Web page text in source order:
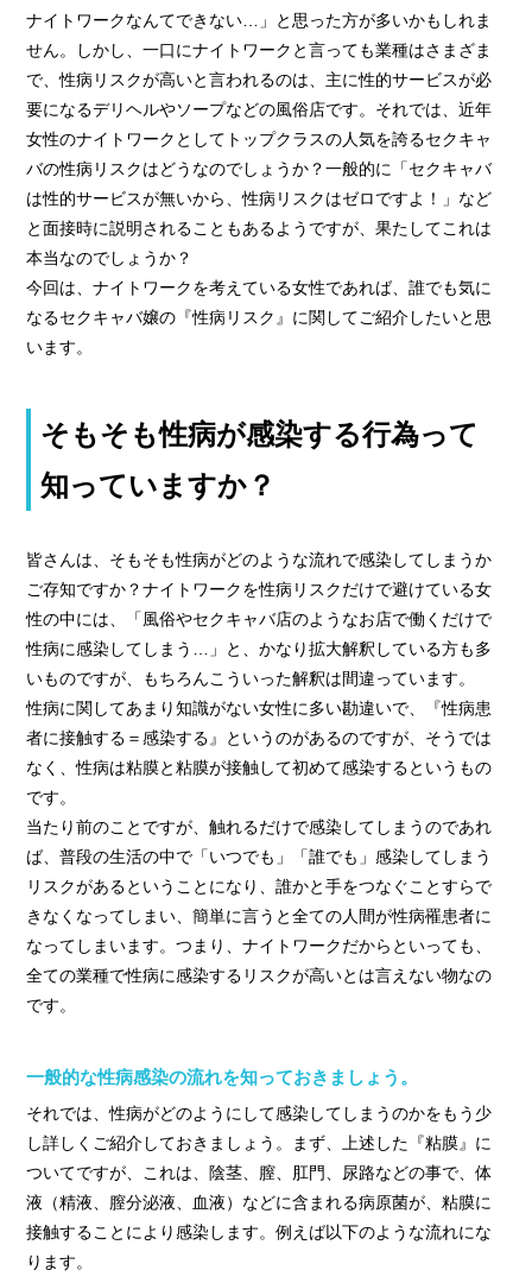
› お給料日払い 即日払いOK!
› 人事部について
› アリバイ対策万全
› 個人ロッカーキレイな更衣室完備
› ニュース・トピックス
› お仕事コラム
› 先輩たちの声
› カンタン♪LINE面接
› 卒業生の声
› ご応募・お問い合わせ
› サイトマップ
› グループサイト
› オンラインヴィヴィッド
› 店舗スタッフ求人
ナイトワークなんてできない…」と思った方が多いかもしれま
せん。しかし、一口にナイトワークと言っても業種はさまざま
で、性病リスクが高いと言われるのは、主に性的サービスが必
要になるデリヘルやソープなどの風俗店です。それでは、近年
女性のナイトワークとしてトップクラスの人気を誇るセクキャ
バの性病リスクはどうなのでしょうか？一般的に「セクキャバ
は性的サービスが無いから、性病リスクはゼロですよ！」など
と面接時に説明されることもあるようですが、果たしてこれは
本当なのでしょうか？
今回は、ナイトワークを考えている女性であれば、誰でも気に
なるセクキャバ嬢の『性病リスク』に関してご紹介したいと思
います。
そもそも性病が感染する行為って
知っていますか？
皆さんは、そもそも性病がどのような流れで感染してしまうか
ご存知ですか？ナイトワークを性病リスクだけで避けている女
性の中には、「風俗やセクキャバ店のようなお店で働くだけで
性病に感染してしまう…」と、かなり拡大解釈している方も多
いものですが、もちろんこういった解釈は間違っています。
性病に関してあまり知識がない女性に多い勘違いで、『性病患
者に接触する＝感染する』というのがあるのですが、そうでは
なく、性病は粘膜と粘膜が接触して初めて感染するというもの
です。
当たり前のことですが、触れるだけで感染してしまうのであれ
ば、普段の生活の中で「いつでも」「誰でも」感染してしまう
リスクがあるということになり、誰かと手をつなぐことすらで
きなくなってしまい、簡単に言うと全ての人間が性病罹患者に
なってしまいます。つまり、ナイトワークだからといっても、
全ての業種で性病に感染するリスクが高いとは言えない物なの
です。
一般的な性病感染の流れを知っておきましょう。
それでは、性病がどのようにして感染してしまうのかをもう少
し詳しくご紹介しておきましょう。まず、上述した『粘膜』に
ついてですが、これは、陰茎、膣、肛門、尿路などの事で、体
液（精液、膣分泌液、血液）などに含まれる病原菌が、粘膜に
接触することにより感染します。例えば以下のような流れにな
ります。